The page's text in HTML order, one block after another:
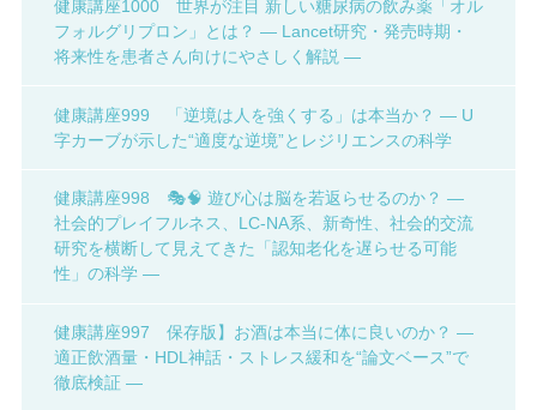
健康講座1000 世界が注目 新しい糖尿病の飲み薬「オル
フォルグリプロン」とは？ ― Lancet研究・発売時期・
将来性を患者さん向けにやさしく解説 ―
健康講座999 「逆境は人を強くする」は本当か？ ― U
字カーブが示した“適度な逆境”とレジリエンスの科学
健康講座998 🎭🧠 遊び心は脳を若返らせるのか？ ―
社会的プレイフルネス、LC-NA系、新奇性、社会的交流
研究を横断して見えてきた「認知老化を遅らせる可能
性」の科学 ―
健康講座997 保存版】お酒は本当に体に良いのか？ ―
適正飲酒量・HDL神話・ストレス緩和を“論文ベース”で
徹底検証 ―